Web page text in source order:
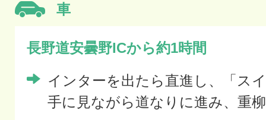
車
長野道安曇野ICから約1時間
インターを出たら直進し、「ス
手に見ながら道なりに進み、重